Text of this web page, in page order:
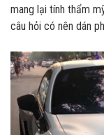
mang lại tính thẩm
câu hỏi có nên dán